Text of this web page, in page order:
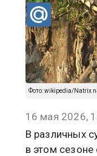
Фото: wikipedia/Natrix
16 мая 2026,
В различных
в этом